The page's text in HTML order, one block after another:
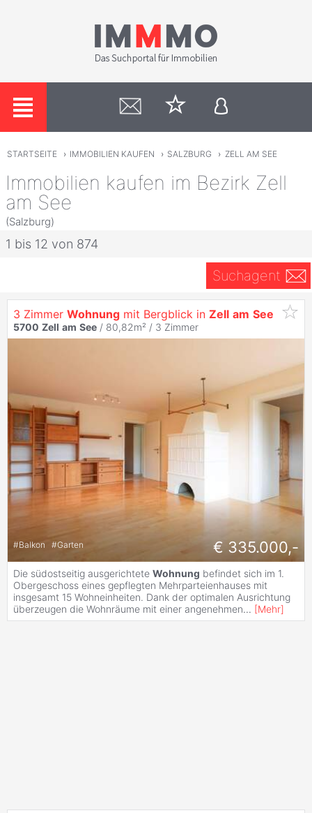
STARTSEITE › IMMOBILIEN KAUFEN › SALZBURG › ZELL AM SEE
Immobilien kaufen im Bezirk Zell
am See
(Salzburg)
1 bis 12 von 874
Suchagent
3 Zimmer Wohnung mit Bergblick in Zell am See
5700 Zell am See / 80,82m² / 3 Zimmer
#Balkon #Garten € 335.000,-
Die südostseitig ausgerichtete Wohnung befindet sich im 1.
Obergeschoss eines gepflegten Mehrparteienhauses mit
insgesamt 15 Wohneinheiten. Dank der optimalen Ausrichtung
überzeugen die Wohnräume mit einer angenehmen... [Mehr]